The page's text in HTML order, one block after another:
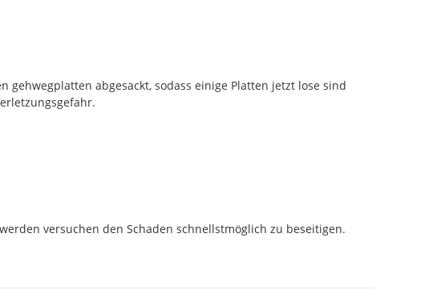
abgesackt, sodass einige Platten jetzt lose sind
versuchen den Schaden schnellstmöglich zu beseitigen.